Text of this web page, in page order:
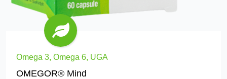
Omega 3, Omega 6, UGA
OMEGOR® Mind